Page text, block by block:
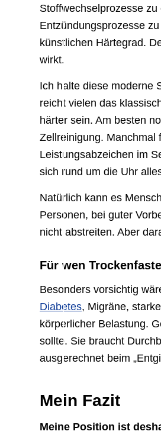
Stoffwechselprozesse
Entzündungsprozesse
künstlichen Härtegrad.
wirkt.
Ich halte diese moderne
reicht vielen das
härter sein. Am besten
Zellreinigung. Manchmal
Leistungsabzeichen im
sich rund um die Uhr
Natürlich kann es
Personen, bei guter
nicht abstreiten. Aber
Für wen
Besonders vorsichtig
Diabetes, Migräne,
körperlicher Belastung.
sollte. Sie braucht
ausgerechnet beim
Mein Fazit
Meine Position ist